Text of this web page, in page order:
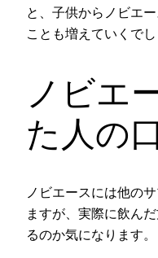
と、子供からノビエ
ことも増えていくでし
ノビエ
た人の
ノビエースには他の
ますが、実際に飲ん
るのか気になります。